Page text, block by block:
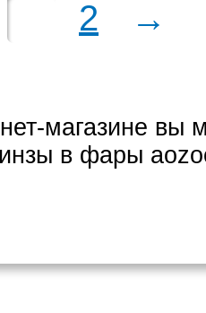
2 →
магазине вы
в фары